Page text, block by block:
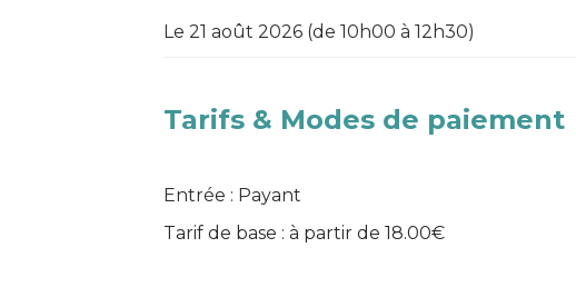
Le 21 août 2026 (de 10h00 à 12h30)
Tarifs & Modes de paiement
Entrée : Payant
Tarif de base : à partir de 18.00€